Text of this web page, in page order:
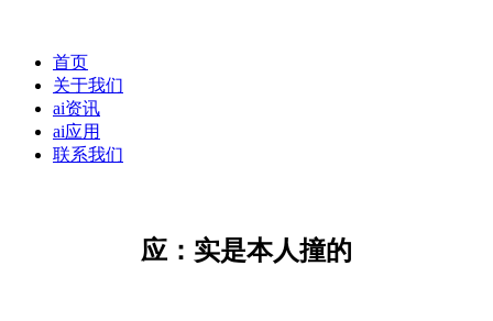
首页
关于我们
ai资讯
ai应用
联系我们
应：实是本人撞的